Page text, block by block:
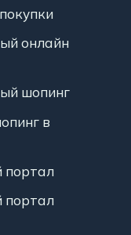
онлайн
шопинг
в
портал
портал